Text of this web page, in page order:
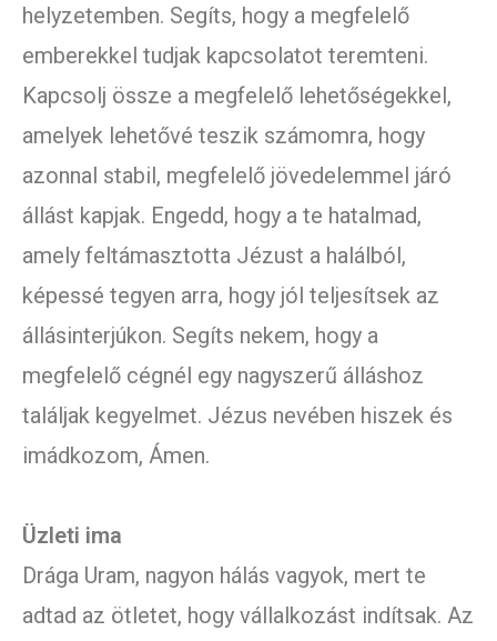
helyzetemben. Segíts, hogy a megfelelő
emberekkel tudjak kapcsolatot teremteni.
Kapcsolj össze a megfelelő lehetőségekkel,
amelyek lehetővé teszik számomra, hogy
azonnal stabil, megfelelő jövedelemmel járó
állást kapjak. Engedd, hogy a te hatalmad,
amely feltámasztotta Jézust a halálból,
képessé tegyen arra, hogy jól teljesítsek az
állásinterjúkon. Segíts nekem, hogy a
megfelelő cégnél egy nagyszerű álláshoz
találjak kegyelmet. Jézus nevében hiszek és
imádkozom, Ámen.
Üzleti ima
Drága Uram, nagyon hálás vagyok, mert te
adtad az ötletet, hogy vállalkozást indítsak. Az